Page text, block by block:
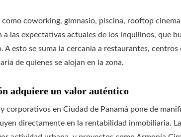
coworking, gimnasio, piscina, rooftop
a las expectativas actuales de los inquilinos, que
esto se suma la cercanía a restaurantes, centros
de quienes se alojan en la zona.
adquiere un valor auténtico
corporativos en Ciudad de Panamá pone de
directamente en la rentabilidad inmobiliaria.